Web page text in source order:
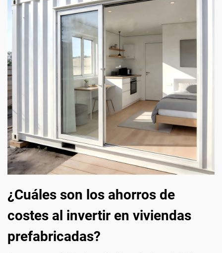
¿Cuáles son los ahorros de
costes al invertir en viviendas
prefabricadas?